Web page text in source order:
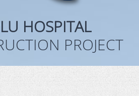
HOSPITAL
PROJECT